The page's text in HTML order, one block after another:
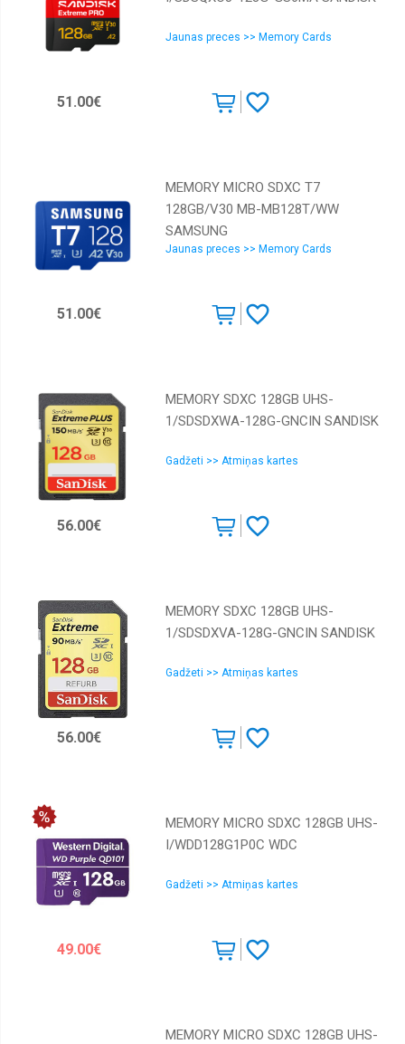
Jaunas preces >> Memory Cards
51.00€
MEMORY MICRO SDXC T7
128GB/V30 MB-MB128T/WW
SAMSUNG
Jaunas preces >> Memory Cards
51.00€
MEMORY SDXC 128GB UHS-
1/SDSDXWA-128G-GNCIN SANDISK
Gadžeti >> Atmiņas kartes
56.00€
MEMORY SDXC 128GB UHS-
1/SDSDXVA-128G-GNCIN SANDISK
Gadžeti >> Atmiņas kartes
56.00€
MEMORY MICRO SDXC 128GB UHS-
I/WDD128G1P0C WDC
Gadžeti >> Atmiņas kartes
49.00€
MEMORY MICRO SDXC 128GB UHS-